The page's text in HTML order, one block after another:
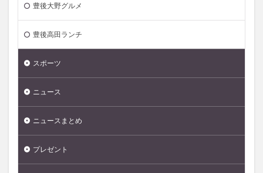
豊後大野グルメ
豊後高田ランチ
スポーツ
ニュース
ニュースまとめ
プレゼント